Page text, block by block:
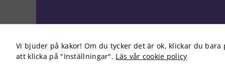
Copyright 2026 Fysioterapi | All Rights Reserved
Vi bjuder på kakor! Om du tycker det är ok, klickar du
att klicka på "Inställningar". Läs vår cookie policy